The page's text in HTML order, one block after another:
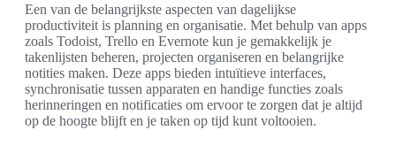
Een van de belangrijkste aspecten van dagelijkse
productiviteit is planning en organisatie. Met behulp van apps
zoals Todoist, Trello en Evernote kun je gemakkelijk je
takenlijsten beheren, projecten organiseren en belangrijke
notities maken. Deze apps bieden intuïtieve interfaces,
synchronisatie tussen apparaten en handige functies zoals
herinneringen en notificaties om ervoor te zorgen dat je altijd
op de hoogte blijft en je taken op tijd kunt voltooien.